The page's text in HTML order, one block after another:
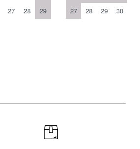
27 28
29
27
28 29 30